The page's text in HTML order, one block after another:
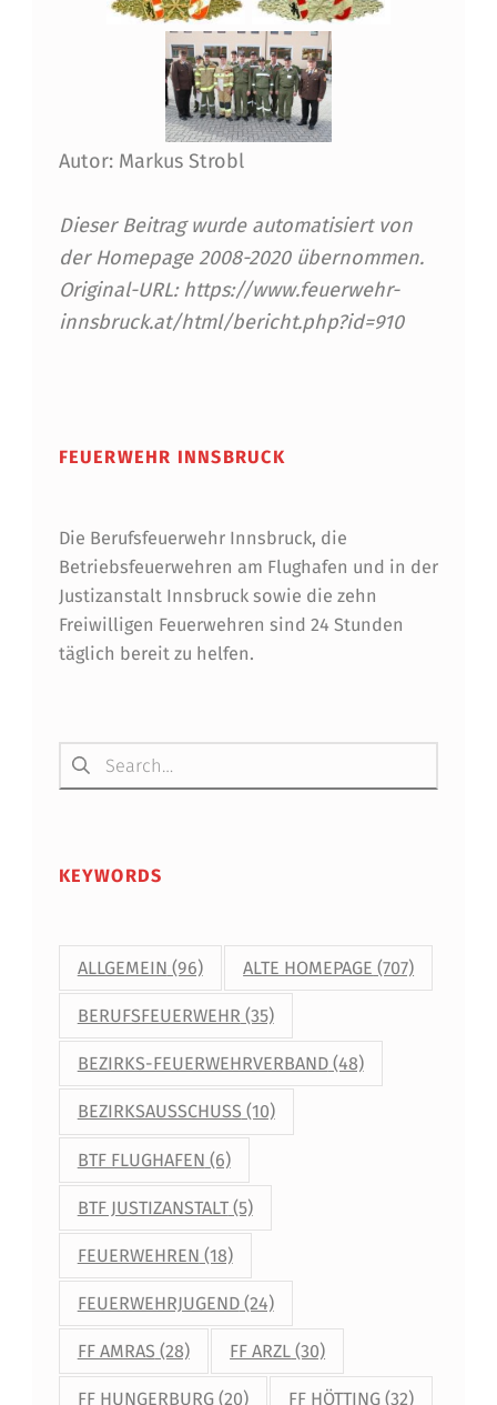
H
N
D
A
N
-
L
E
I
T
U
G
A
B
Z
C
H
E
N
Autor: Markus Strobl
Dieser Beitrag wurde automatisiert von
der Homepage 2008-2020 übernommen.
Original-URL: https://www.feuerwehr-
innsbruck.at/html/bericht.php?id=910
FEUERWEHR INNSBRUCK
Die Berufsfeuerwehr Innsbruck, die
Betriebsfeuerwehren am Flughafen und in der
Justizanstalt Innsbruck sowie die zehn
Freiwilligen Feuerwehren sind 24 Stunden
täglich bereit zu helfen.
Suchen nach:
KEYWORDS
ALLGEMEIN (96) ALTE HOMEPAGE (707)
BERUFSFEUERWEHR (35)
BEZIRKS-FEUERWEHRVERBAND(48)
BEZIRKSAUSSCHUSS (10)
BTF FLUGHAFEN (6)
BTF JUSTIZANSTALT(5)
FEUERWEHREN (18)
FEUERWEHRJUGEND(24)
FF AMRAS (28) FF ARZL (30)
FF HUNGERBURG(20) FF HÖTTING (32)